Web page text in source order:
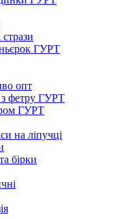
ГУРТ
опт
фетру ГУРТ
ГУРТ
на ліпучці
бірки